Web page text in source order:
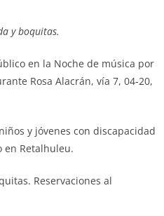
y boquitas.
en la Noche de música por
Rosa Alacrán, vía 7, 04-20,
y jóvenes con discapacidad
en Retalhuleu.
Reservaciones al